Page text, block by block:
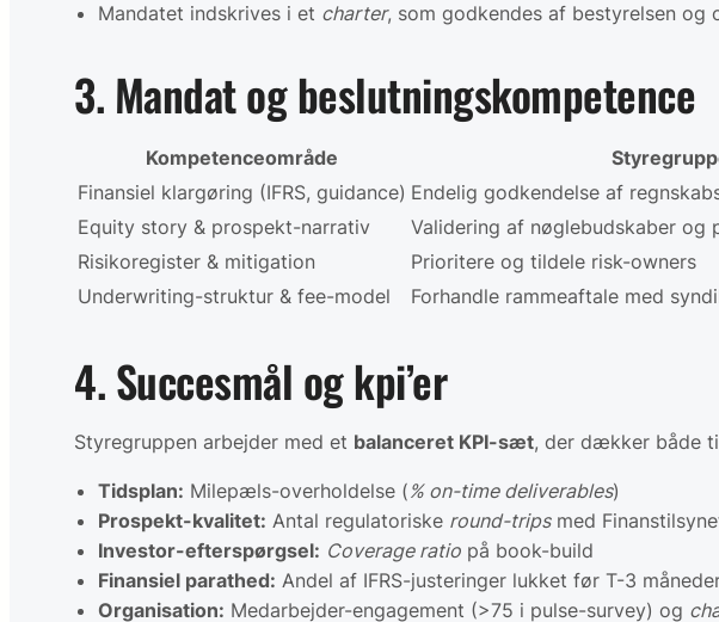
Mandatet indskrives i et charter, som godkendes af bestyrelsen
3. Mandat og beslutningskompetence
Kompetenceområde
Finansiel klargøring (IFRS, guidance) Endelig godkendelse af
Equity story & prospekt-narrativ
Validering af nøglebudskaber og
Risikoregister & mitigation
Prioritere og tildele risk-owners
Underwriting-struktur & fee-model
Forhandle rammeaftale med
4. Succesmål og kpi’er
Styregruppen arbejder med et balanceret KPI-sæt, der dækker både
Tidsplan: Milepæls-overholdelse (% on-time deliverables)
Prospekt-kvalitet: Antal regulatoriske round-tripsmed
Investor-efterspørgsel: Coverage ratio på book-build
Finansiel parathed: Andel af IFRS-justeringer lukket før T-3
Organisation: Medarbejder-engagement (>75 i pulse-survey) og